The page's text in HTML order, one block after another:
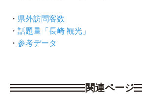
・ 県外訪問客数
・ 話題量「長崎 観光」
・ 参考データ
関連ページ